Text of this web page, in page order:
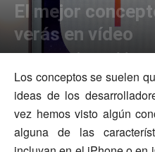
El mejor
verás en vídeo
Por Manuel Bermúdez-
Los conceptos se suelen
ideas de los
vez hemos visto algún
alguna de las